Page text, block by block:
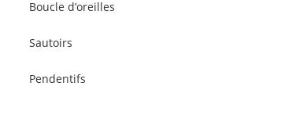
Boucle d’oreilles
Sautoirs
Pendentifs